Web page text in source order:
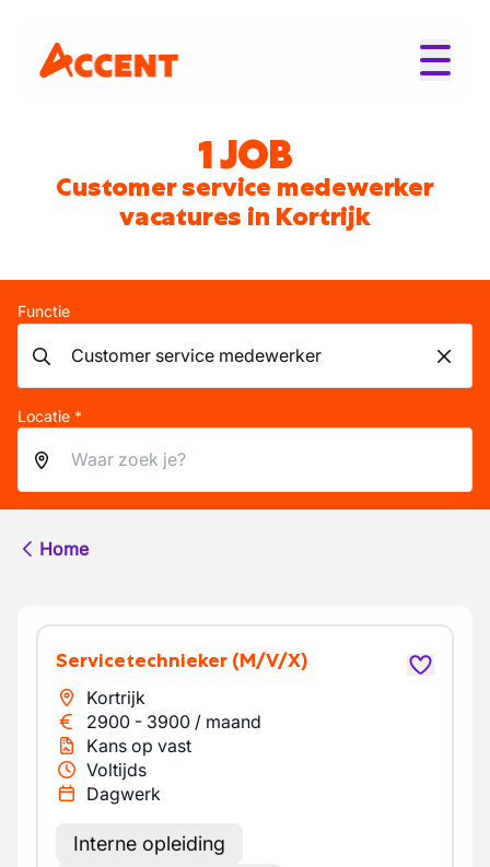
1 JOB
Customer service medewerker
vacatures in Kortrijk
Functie
Locatie *
Home
Servicetechnieker (M/V/X)
Kortrijk
2900 - 3900 / maand
Kans op vast
Voltijds
Dagwerk
Interne opleiding